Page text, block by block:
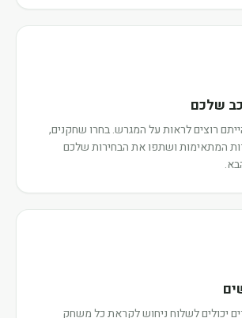
שלכם
רוצים לראות על המגרש. בחרו שחקנים,
המתאימות ושתפו את הבחירות שלכם
יכולים לשלוח ניחוש לקראת כל משחק